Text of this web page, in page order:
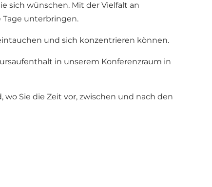
sich wünschen. Mit der Vielfalt an
unterbringen.
und sich konzentrieren können.
in unserem Konferenzraum in
Sie die Zeit vor, zwischen und nach den